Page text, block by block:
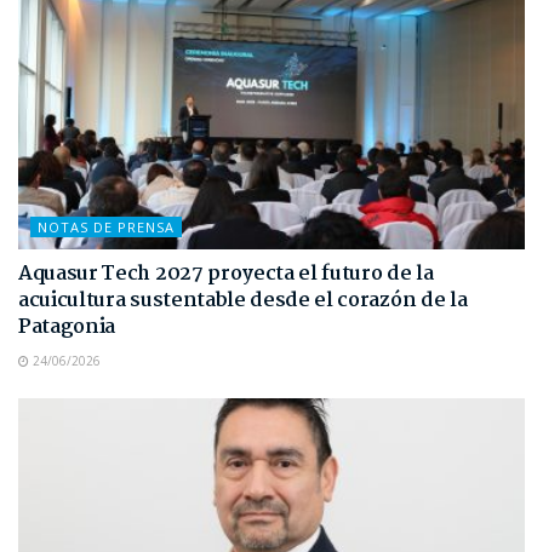
NOTAS DE PRENSA
Aquasur Tech 2027 proyecta el futuro de la
acuicultura sustentable desde el corazón de la
Patagonia
24/06/2026